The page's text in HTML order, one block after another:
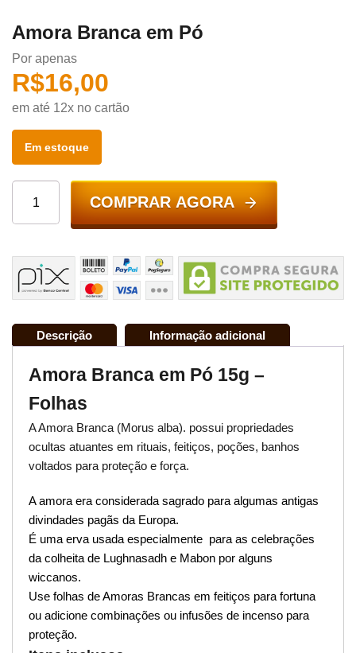
Amora Branca em Pó
Por apenas
R$16,00
em até 12x no cartão
Em estoque
COMPRAR AGORA
Descrição Informação adicional
Amora Branca em Pó 15g –
Folhas
A Amora Branca (Morus alba). possui propriedades
ocultas atuantes em rituais, feitiços, poções, banhos
voltados para proteção e força.
A amora era considerada sagrado para algumas antigas
divindades pagãs da Europa.
É uma erva usadaespecialmente para as celebrações
da colheita de Lughnasadh e Mabon por alguns
wiccanos.
Use folhas de Amoras Brancas em feitiços para fortuna
ou adicione combinações ou infusões de incenso para
proteção.